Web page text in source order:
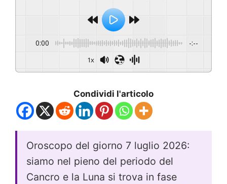
0:00 -:--
1x
Condividi l'articolo
Oroscopo del giorno 7 luglio 2026:
siamo nel pieno del periodo del
Cancro e la Luna si trova in fase